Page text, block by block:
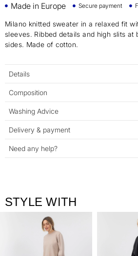
Made in Europe Secure payment
Milano knitted sweater in a relaxed fit
sleeves. Ribbed details and high slits at
sides. Made of cotton.
Details
Composition
Washing Advice
Delivery & payment
Need any help?
STYLE WITH